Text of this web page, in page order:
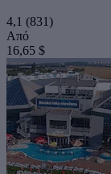
4,1 (831)
Από
16,65 $